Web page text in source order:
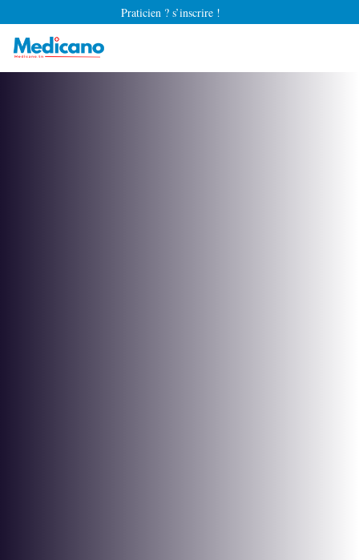
Praticien ? s’inscrire !